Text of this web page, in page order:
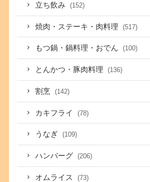
立ち飲み (152)
焼肉・ステーキ・肉料理 (517)
もつ鍋・鍋料理・おでん (100)
とんかつ・豚肉料理 (136)
割烹 (142)
カキフライ (78)
うなぎ (109)
ハンバーグ (206)
オムライス (73)